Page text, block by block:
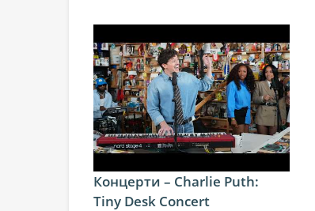
Концерти – Charlie Puth:
Tiny Desk Concert